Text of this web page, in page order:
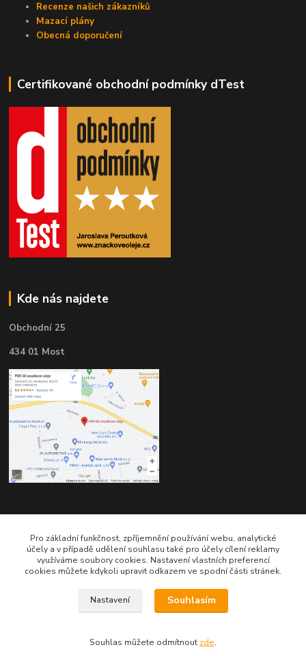
Recenze našich zákazníků
Mazací plány
Obecná doporučení
Certifikované obchodní podmínky dTest
Kde nás najdete
Obchodní 25
434 01 Most
Telefon pro technické dotazy: 775 113 255
Telefon do našeho obchodu : 774 993 479
Pro základní funkčnost, zpříjemnění používání webu, analytické
účely a v případě udělení souhlasu také pro účely cílení reklamy
využíváme soubory cookies. Nastavení vlastních preferencí
cookies můžete kdykoli upravit odkazem ve spodní části stránek.
Nastavení Souhlasím
Souhlas můžete odmítnout zde.